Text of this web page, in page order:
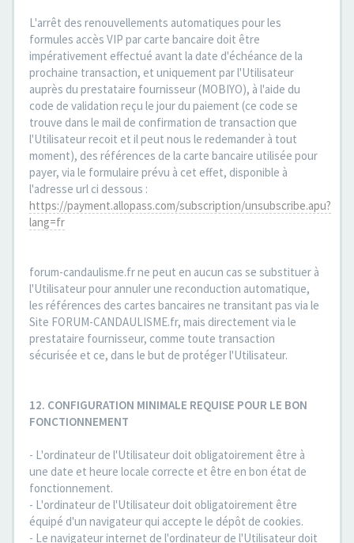
L'arrêt des renouvellements automatiques pour les
formules accès VIP par carte bancaire doit être
impérativement effectué avant la date d'échéance de la
prochaine transaction, et uniquement par l'Utilisateur
auprès du prestataire fournisseur (MOBIYO), à l'aide du
code de validation reçu le jour du paiement (ce code se
trouve dans le mail de confirmation de transaction que
l'Utilisateur recoit et il peut nous le redemander à tout
moment), des références de la carte bancaire utilisée pour
payer, via le formulaire prévu à cet effet, disponible à
l'adresse url ci dessous :
https://payment.allopass.com/subscription/unsubscribe.apu?
lang=fr
forum-candaulisme.fr ne peut en aucun cas se substituer à
l'Utilisateur pour annuler une reconduction automatique,
les références des cartes bancaires ne transitant pas via le
Site FORUM-CANDAULISME.fr, mais directement via le
prestataire fournisseur, comme toute transaction
sécurisée et ce, dans le but de protéger l'Utilisateur.
12. CONFIGURATION MINIMALE REQUISE POUR LE BON
FONCTIONNEMENT
- L'ordinateur de l'Utilisateur doit obligatoirement être à
une date et heure locale correcte et être en bon état de
fonctionnement.
- L'ordinateur de l'Utilisateur doit obligatoirement être
équipé d'un navigateur qui accepte le dépôt de cookies.
- Le navigateur internet de l'ordinateur de l'Utilisateur doit